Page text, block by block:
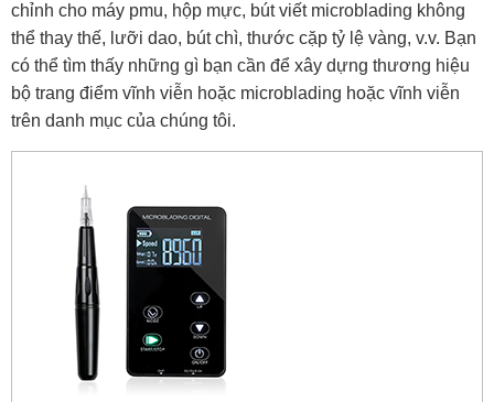
chỉnh cho máy pmu, hộp mực, bút viết microblading không
thể thay thế, lưỡi dao, bút chì, thước cặp tỷ lệ vàng, v.v. Bạn
có thể tìm thấy những gì bạn cần để xây dựng thương hiệu
bộ trang điểm vĩnh viễn hoặc microblading hoặc vĩnh viễn
trên danh mục của chúng tôi.